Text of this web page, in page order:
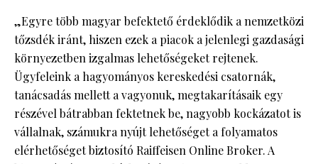
„Egyre több magyar befektető érdeklődik a nemzetközi
tőzsdék iránt, hiszen ezek a piacok a jelenlegi gazdasági
környezetben izgalmas lehetőségeket rejtenek.
Ügyfeleink a hagyományos kereskedési csatornák,
tanácsadás mellett a vagyonuk, megtakarításaik egy
részével bátrabban fektetnek be, nagyobb kockázatot is
vállalnak, számukra nyújt lehetőséget a folyamatos
elérhetőséget biztosító Raiffeisen Online Broker. A